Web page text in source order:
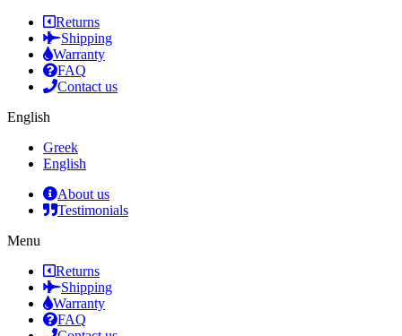
Returns
Shipping
Warranty
FAQ
Contact us
English
Greek
English
About us
Testimonials
Menu
Returns
Shipping
Warranty
FAQ